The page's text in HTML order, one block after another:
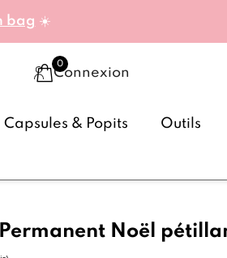
bag ☀️
Connexion
Capsules & Popits Outils
Noël